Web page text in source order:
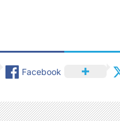
Facebook